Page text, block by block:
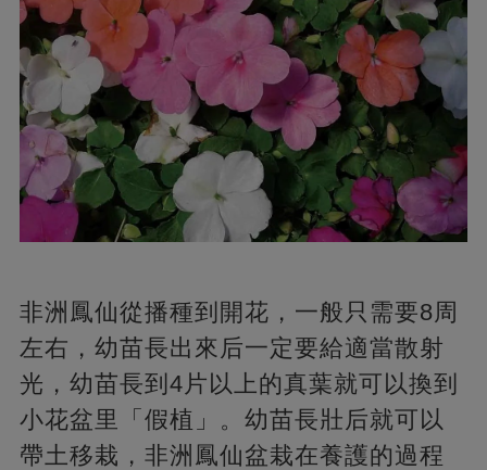
非洲鳳仙從播種到開花，一般只需要8周
左右，幼苗長出來后一定要給適當散射
光，幼苗長到4片以上的真葉就可以換到
小花盆里「假植」。幼苗長壯后就可以
帶土移栽，非洲鳳仙盆栽在養護的過程